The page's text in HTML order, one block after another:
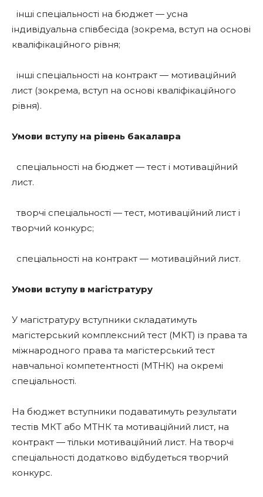
інші спеціальності на бюджет — усна
індивідуальна співбесіда (зокрема, вступ на основі
кваліфікаційного рівня;
інші спеціальності на контракт — мотиваційний
лист (зокрема, вступ на основі кваліфікаційного
рівня).
Умови вступу на рівень бакалавра
спеціальності на бюджет — тест і мотиваційний
лист.
творчі спеціальності — тест, мотиваційний лист і
творчий конкурс;
спеціальності на контракт — мотиваційний лист.
Умови вступу в магістратуру
У магістратуру вступники складатимуть
магістерський комплексний тест (МКТ) із права та
міжнародного права та магістерський тест
навчальної компетентності (МТНК) на окремі
спеціальності.
На бюджет вступники подаватимуть результати
тестів МКТ або МТНК та мотиваційний лист, на
контракт — тільки мотиваційний лист. На творчі
спеціальності додатково відбудеться творчий
конкурс.